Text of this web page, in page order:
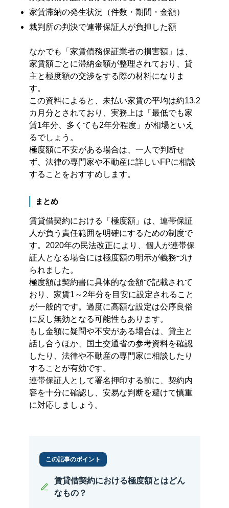
家賃滞納の発生状況（件数・期間・金額）
裁判所の判決で連帯保証人が負担した額
なかでも「家賃債務保証業者の損害額」は、
家賃額ごとに滞納金額が整理されており、貸
主と極度額の交渉をする際の材料になりま
す。
この資料によると、未払い家賃の平均は約13.2
カ月分とされており、実務上は「最低でも家
賃1年分、多くても2年分程度」が相場といえ
るでしょう。
極度額に不安がある場合は、一人で判断せ
ず、法律の専門家や不動産に詳しいFPに相談
することをおすすめします。
まとめ
賃貸借契約における「極度額」は、連帯保証
人が負う責任範囲を明確にするための制度で
す。2020年の民法改正により、個人が連帯保
証人となる場合には極度額の明示が義務づけ
られました。
極度額は契約書に具体的な金額で記載されて
おり、家賃1～2年分を目安に設定されること
が一般的です。過度に高額な設定は公序良俗
に反し無効となる可能性もあります。
もし金額に疑問や不安がある場合は、貸主と
話し合うほか、国土交通省の参考資料を確認
したり、法律や不動産の専門家に相談したり
することが有効です。
連帯保証人として署名押印する前に、契約内
容を十分に確認し、安易な判断を避けて慎重
に対応しましょう。
この記事のポイント
賃貸借契約における極度額とはどん
なもの？